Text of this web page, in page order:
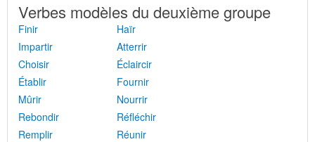
Verbes modèles du deuxième groupe
Finir
Haïr
Impartir
Atterrir
Choisir
Éclaircir
Établir
Fournir
Mûrir
Nourrir
Rebondir
Réfléchir
Remplir
Réunir